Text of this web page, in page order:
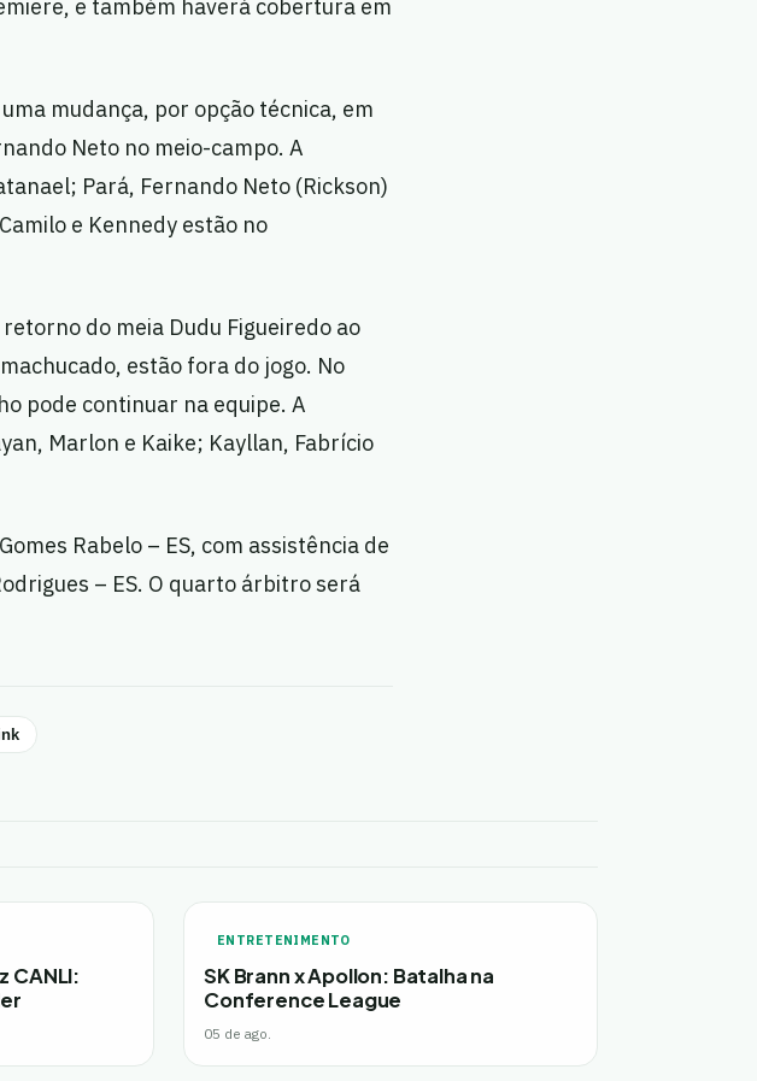
e também haverá cobertura em
mudança, por opção técnica, em
Neto no meio-campo. A
Pará, Fernando Neto (Rickson)
e Kennedy estão no
do meia Dudu Figueiredo ao
estão fora do jogo. No
pode continuar na equipe. A
Marlon e Kaike; Kayllan, Fabrício
Rabelo – ES, com assistência de
– ES. O quarto árbitro será
CANLI:
ENTRETENIMENTO
SK Brann x Apollon: Batalha na
Conference League
05 de ago.